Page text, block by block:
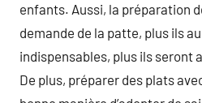
enfants. Aussi, la préparation
demande de la patte, plus ils
indispensables, plus ils seront
De plus, préparer des plats